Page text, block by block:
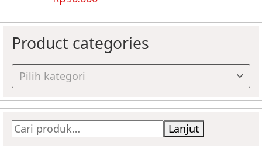
Product categories
Pilih kategori
Pencarian
untuk:
Lanjut